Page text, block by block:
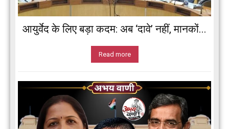
आयुर्वेद के लिए बड़ा कदम: अब ‘दावे’ नहीं, मानकों...
Read more